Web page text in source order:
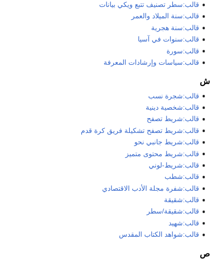
قالب:سطر تصنيف تتبع ويكي بيانات
قالب:سنة الميلاد والعمر
قالب:سنة هجرية
قالب:سنوات في آسيا
قالب:سورة
قالب:سياسات وإرشادات المعرفة
ش
قالب:شجرة نسب
قالب:شخصية دينية
قالب:شريط تصفح
قالب:شريط تصفح تشكيلة فريق كرة قدم
قالب:شريط جانبي نحو
قالب:شريط محتوى متميز
قالب:شريط-لوني
قالب:شطب
قالب:شفرة مجلة الأدب الاقتصادي
قالب:شقيقة
قالب:شقيقة/سطر
قالب:شهيد
قالب:شواهد الكتاب المقدس
ص